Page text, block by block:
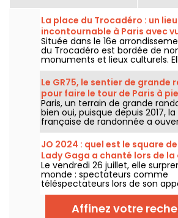
La place du Trocadéro : un
incontournable à Paris avec
Tour Eiffel
Située dans le 16e
du Trocadéro est bordée de
monuments et lieux culturels.
autant les touristes que les
toujours grâce à sa vue
Tour Eiffel.
Le GR75, le sentier de grande
pour faire le tour de Paris à
Paris, un terrain de grande
bien oui, puisque depuis 2017,
française de randonnée a
amateurs de marche un sentier
entièrement balisé, pour faire
Paris.
JO 2024 : quel est le square
Lady Gaga a chanté lors de
d'ouverture ?
Le vendredi 26 juillet, elle
monde : spectateurs comme
téléspectateurs lors de son
une très belle robe noire,
pompons rose. Mais où se
chanteuse ? Le lieu est-il
Affinez votre